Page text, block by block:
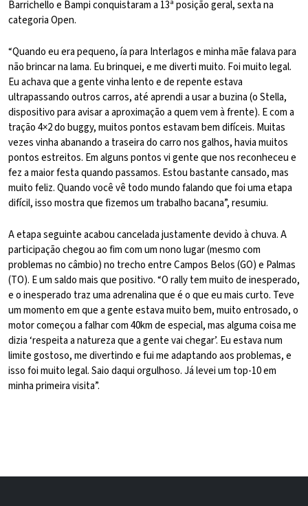
Barrichello e Bampi conquistaram a 13ª posição geral, sexta na
categoria Open.
“Quando eu era pequeno, ía para Interlagos e minha mãe falava para
não brincar na lama. Eu brinquei, e me diverti muito. Foi muito legal.
Eu achava que a gente vinha lento e de repente estava
ultrapassando outros carros, até aprendi a usar a buzina (o Stella,
dispositivo para avisar a aproximação a quem vem à frente). E com a
tração 4×2 do buggy, muitos pontos estavam bem difíceis. Muitas
vezes vinha abanando a traseira do carro nos galhos, havia muitos
pontos estreitos. Em alguns pontos vi gente que nos reconheceu e
fez a maior festa quando passamos. Estou bastante cansado, mas
muito feliz. Quando você vê todo mundo falando que foi uma etapa
difícil, isso mostra que fizemos um trabalho bacana”, resumiu.
A etapa seguinte acabou cancelada justamente devido à chuva. A
participação chegou ao fim com um nono lugar (mesmo com
problemas no câmbio) no trecho entre Campos Belos (GO) e Palmas
(TO). E um saldo mais que positivo. “O rally tem muito de inesperado,
e o inesperado traz uma adrenalina que é o que eu mais curto. Teve
um momento em que a gente estava muito bem, muito entrosado, o
motor começou a falhar com 40km de especial, mas alguma coisa me
dizia ‘respeita a natureza que a gente vai chegar’. Eu estava num
limite gostoso, me divertindo e fui me adaptando aos problemas, e
isso foi muito legal. Saio daqui orgulhoso. Já levei um top-10 em
minha primeira visita”.